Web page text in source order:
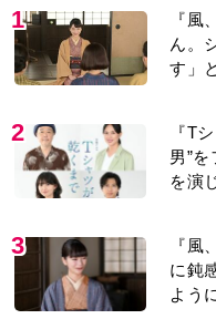
1
『風
ん。
す」
2
『T
男”
を演
3
『風
に鈍
よう